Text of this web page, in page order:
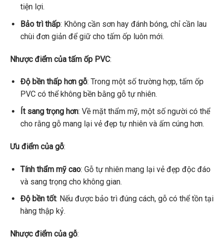
tiện lợi.
Bảo trì thấp: Không cần sơn hay đánh bóng, chỉ cần lau
chùi đơn giản để giữ cho tấm ốp luôn mới.
Nhược điểm của tấm ốp PVC:
Độ bền thấp hơn gỗ: Trong một số trường hợp, tấm ốp
PVC có thể không bền bằng gỗ tự nhiên.
Ít sang trọng hơn: Về mặt thẩm mỹ, một số người có thể
cho rằng gỗ mang lại vẻ đẹp tự nhiên và ấm cúng hơn.
Ưu điểm của gỗ:
Tính thẩm mỹ cao: Gỗ tự nhiên mang lại vẻ đẹp độc đáo
và sang trọng cho không gian.
Độ bền tốt: Nếu được bảo trì đúng cách, gỗ có thể tồn tại
hàng thập kỷ.
Nhược điểm của gỗ: